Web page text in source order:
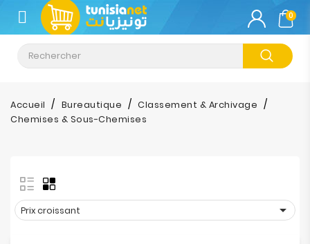
CATÉGORIE
Climatisation
Informatique
Impression
0
Accueil Bureautique
Classement & Archivage
Chemises & Sous-Chemises
Prix croissant 